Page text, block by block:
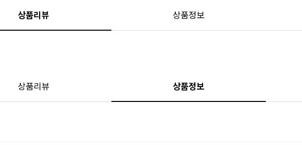
상품리뷰 상품정보
상품리뷰 상품정보